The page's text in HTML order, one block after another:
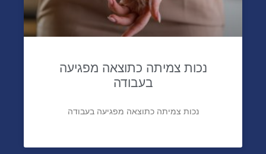
נכות צמיתה כתוצאה מפגיעה
בעבודה
נכות צמיתה כתוצאה מפגיעה בעבודה